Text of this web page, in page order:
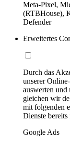
Meta-Pixel,
(RTBHouse),
Defender
Erweitertes
Durch das
unserer
auswerten und
gleichen wir
mit folgenden
Dienste bereits
Google Ads